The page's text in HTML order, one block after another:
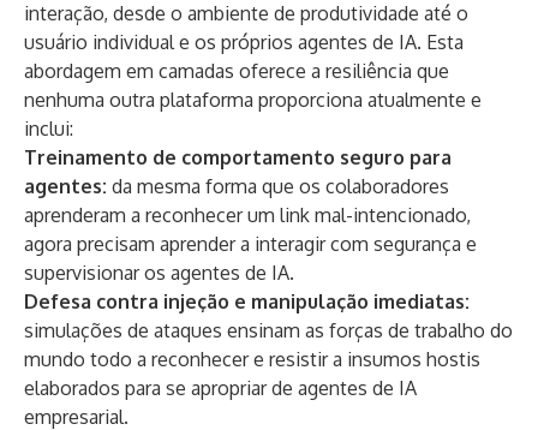
interação, desde o ambiente de produtividade até o
usuário individual e os próprios agentes de IA. Esta
abordagem em camadas oferece a resiliência que
nenhuma outra plataforma proporciona atualmente e
inclui:
Treinamento de comportamento seguro para
agentes: da mesma forma que os colaboradores
aprenderam a reconhecer um link mal-intencionado,
agora precisam aprender a interagir com segurança e
supervisionar os agentes de IA.
Defesa contra injeção e manipulação imediatas:
simulações de ataques ensinam as forças de trabalho do
mundo todo a reconhecer e resistir a insumos hostis
elaborados para se apropriar de agentes de IA
empresarial.